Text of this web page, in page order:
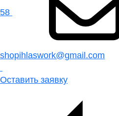
58
shopihlaswork@gmail.com
Оставить заявку